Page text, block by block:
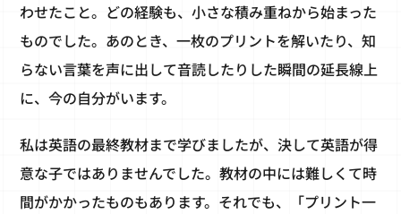
わせたこと。どの経験も、小さな積み重ねから始まった
ものでした。あのとき、一枚のプリントを解いたり、知
らない言葉を声に出して音読したりした瞬間の延長線上
に、今の自分がいます。
私は英語の最終教材まで学びましたが、決して英語が得
意な子ではありませんでした。教材の中には難しくて時
間がかかったものもあります。それでも、「プリント一